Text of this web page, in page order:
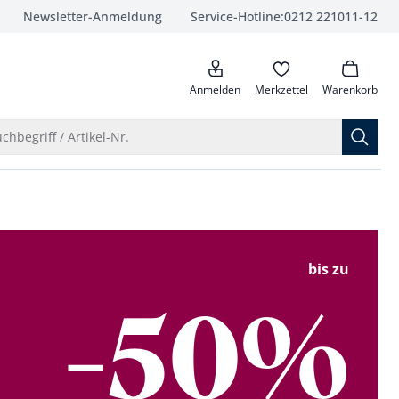
Newsletter-Anmeldung Service-Hotline:0212 221011-12
anrufen
Anmelden Merkzettel Warenkorb
/ Artikel-Nr.
bis zu
-50%